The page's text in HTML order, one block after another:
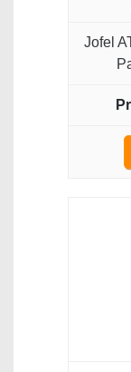
Jofel